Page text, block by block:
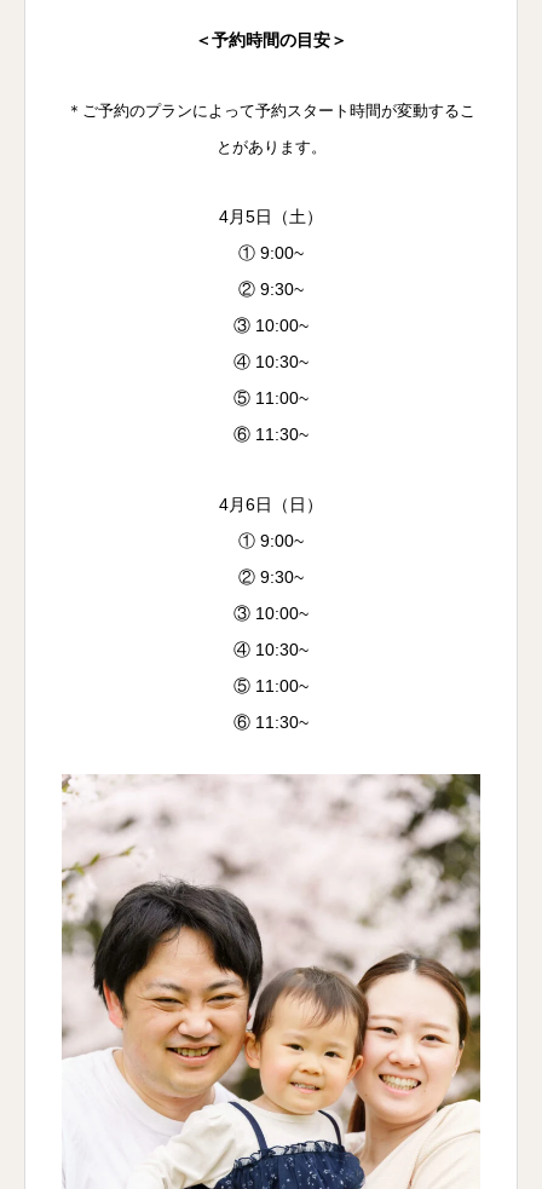
＜予約時間の目安＞
＊ご予約のプランによって予約スタート時間が変動するこ
とがあります。
4月5日（土）
① 9:00~
② 9:30~
③ 10:00~
④ 10:30~
⑤ 11:00~
⑥ 11:30~
4月6日（日）
① 9:00~
② 9:30~
③ 10:00~
④ 10:30~
⑤ 11:00~
⑥ 11:30~